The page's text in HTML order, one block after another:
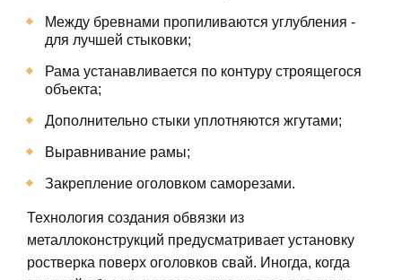
Между бревнами пропиливаются углубления -
для лучшей стыковки;
Рама устанавливается по контуру строящегося
объекта;
Дополнительно стыки уплотняются жгутами;
Выравнивание рамы;
Закрепление оголовком саморезами.
Технология создания обвязки из
металлоконструкций предусматривает установку
ростверка поверх оголовков свай. Иногда, когда